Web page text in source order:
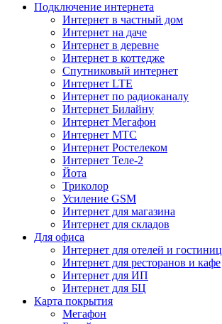
Подключение интернета
Интернет в частный дом
Интернет на даче
Интернет в деревне
Интернет в коттедже
Спутниковый интернет
Интернет LTE
Интернет по радиоканалу
Интернет Билайну
Интернет Мегафон
Интернет МТС
Интернет Ростелеком
Интернет Теле-2
Йота
Триколор
Усиление GSM
Интернет для магазина
Интернет для складов
Для офиса
Интернет для отелей и гостиниц
Интернет для ресторанов и кафе
Интернет для ИП
Интернет для БЦ
Карта покрытия
Мегафон